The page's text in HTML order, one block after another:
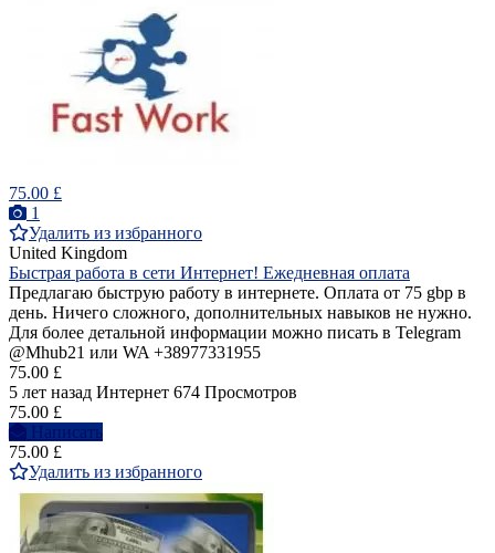
75.00 £
1
Удалить из избранного
United Kingdom
Быстрая работа в сети Интернет! Ежедневная оплата
Предлагаю быструю работу в интернете. Оплата от 75 gbp в
день. Ничего сложного, дополнительных навыков не нужно.
Для более детальной информации можно писать в Telegram
@Mhub21 или WA +38977331955
75.00 £
5 лет назад Интернет 674 Просмотров
75.00 £
Написать
75.00 £
Удалить из избранного